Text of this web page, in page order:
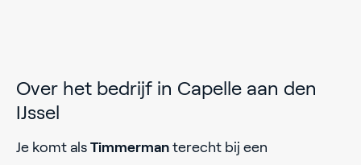
Over het bedrijf in Capelle aan den
IJssel
Je komt als Timmerman terecht bij een